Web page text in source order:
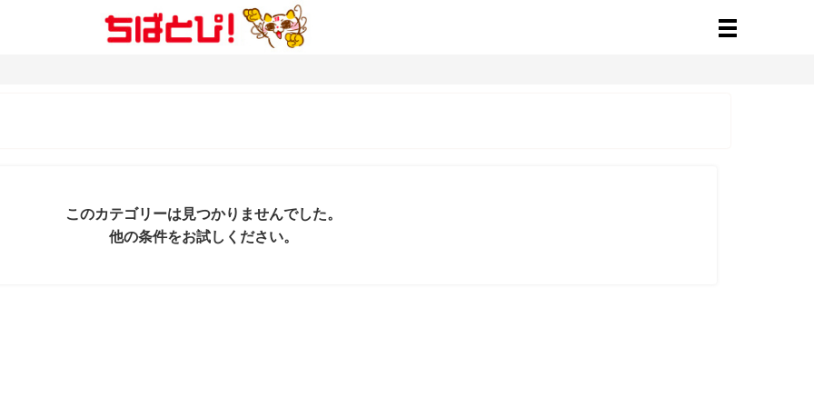
このカテゴリーは見つかりませんでした。
他の条件をお試しください。